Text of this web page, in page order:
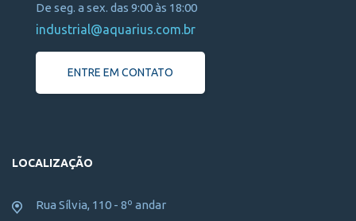
De seg. a sex. das 9:00 às 18:00
industrial@aquarius.com.br
ENTRE EM CONTATO
LOCALIZAÇÃO
Rua Sílvia, 110 - 8º andar